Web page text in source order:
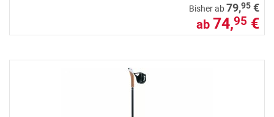
Bisher ab79,95 €
ab 74,95 €